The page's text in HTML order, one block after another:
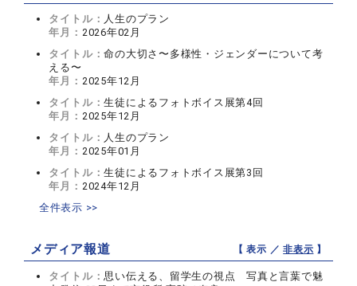
タイトル： 人生のプラン
年月： 2026年02月
タイトル：命の大切さ〜多様性・ジェンダーについて考
える〜
年月： 2025年12月
タイトル：生徒によるフォトボイス展第4回
年月： 2025年12月
タイトル： 人生のプラン
年月： 2025年01月
タイトル：生徒によるフォトボイス展第3回
年月： 2024年12月
全件表示 >>
メディア報道 【 表示 ／非表示 】
タイトル：思い伝える、留学生の視点 写真と言葉で魅